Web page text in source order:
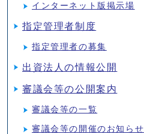
インターネット版掲示場
指定管理者制度
指定管理者の募集
出資法人の情報公開
審議会等の公開案内
審議会等の一覧
審議会等の開催のお知らせ